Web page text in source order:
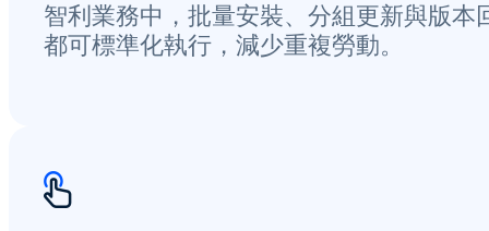
智利業務中，批量安裝、分組更新與版本
都可標準化執行，減少重複勞動。